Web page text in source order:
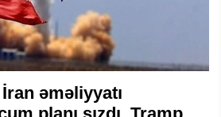
əməliyyatı